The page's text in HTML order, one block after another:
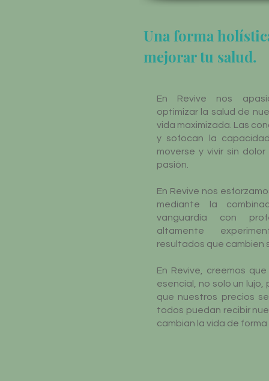
Una forma
mejorar tu salud.
En Revive nos
optimizar la salud de
vida maximizada. Las
y sofocan la
moverse y vivir sin
pasión.
En Revive nos
mediante la
vanguardia con
altamente
resultados que cambien
En Revive, creemos
esencial, no solo un
que nuestros precios
todos puedan recibir
cambian la vida de forma